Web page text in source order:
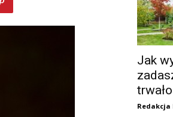
Jak
Redakcja